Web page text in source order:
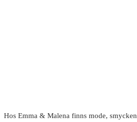
Hos Emma & Malena finns mode,